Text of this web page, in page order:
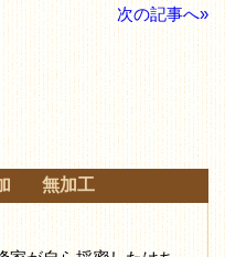
次の記事へ»
無加工